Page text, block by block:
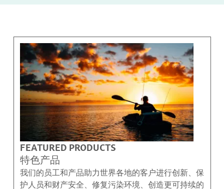
FEATURED PRODUCTS
特色产品
我们的员工和产品助力世界各地的客户进行创新、保
护人员和财产安全、修复污染环境、创造更可持续的